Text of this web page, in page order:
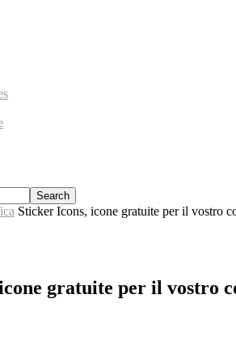
Sticker Icons, icone gratuite per il vostro
gratuite per il vostro